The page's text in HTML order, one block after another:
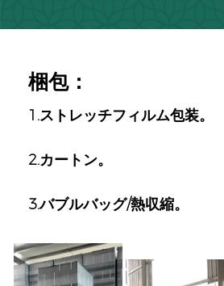
梱包：
1.ストレッチフィルム包装。
2.カートン。
3.バブルバッグ/熱収縮。